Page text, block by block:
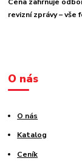
revizní zprávy –
O nás
O nás
Katalog
Ceník